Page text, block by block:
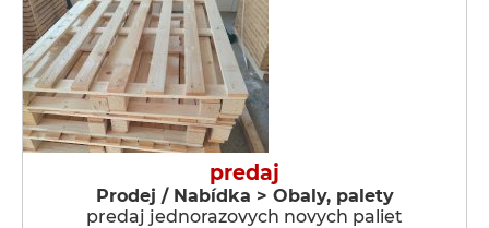
predaj
Prodej / Nabídka > Obaly, palety
predaj jednorazovych novych paliet